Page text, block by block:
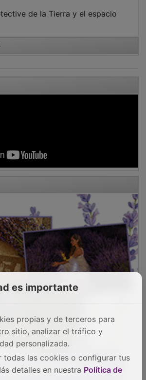
de la Tierra y el espacio
es importante
propias y de terceros para
sitio, analizar el tráfico y
personalizada.
todas las cookies o configurar tus
detalles en nuestra Política de